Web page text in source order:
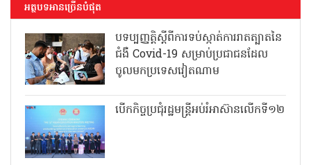
អត្ថបទអានច្រើនបំផុត
បទប្បញ្ញត្តិស្តីពីការទប់ស្កាត់ការរាតត្បាតនៃ
ជំងឺ Covid-19 សម្រាប់ប្រជាជនដែល
ចូលមកប្រទេសវៀតណាម
បើកកិច្ចប្រជុំរដ្ឋមន្ត្រីអប់រំអាស៊ានលើកទី១២